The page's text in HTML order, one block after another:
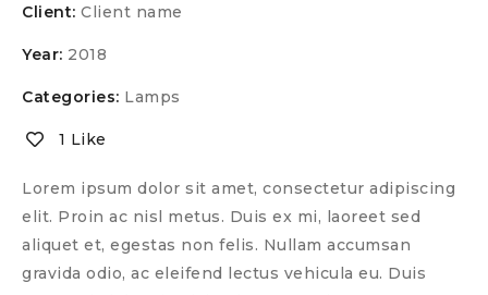
Client: Client name
Year: 2018
Categories: Lamps
1 Like
Lorem ipsum dolor sit amet, consectetur adipiscing
elit. Proin ac nisl metus. Duis ex mi, laoreet sed
aliquet et, egestas non felis. Nullam accumsan
gravida odio, ac eleifend lectus vehicula eu. Duis